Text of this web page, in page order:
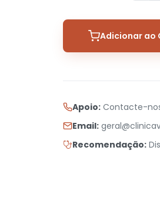
Adicionar ao
Apoio: Contacte-
Email:
Recomendação: